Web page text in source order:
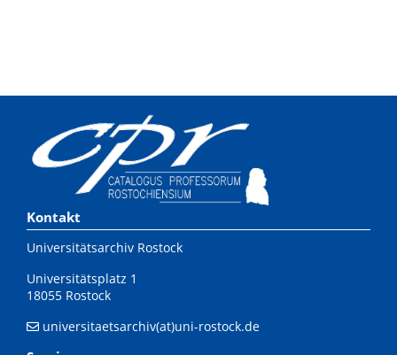
Kontakt
Universitätsarchiv Rostock
Universitätsplatz 1
18055 Rostock
universitaetsarchiv(at)uni-rostock.de